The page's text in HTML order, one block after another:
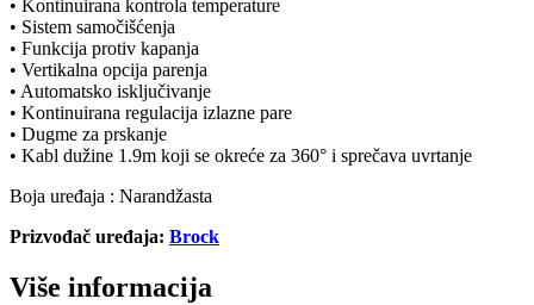
• Kontinuirana kontrola temperature
• Sistem samočišćenja
• Funkcija protiv kapanja
• Vertikalna opcija parenja
• Automatsko isključivanje
• Kontinuirana regulacija izlazne pare
• Dugme za prskanje
• Kabl dužine 1.9m koji se okreće za 360° i sprečava uvrtanje
Boja uređaja : Narandžasta
Prizvođač uređaja: Brock
Više informacija